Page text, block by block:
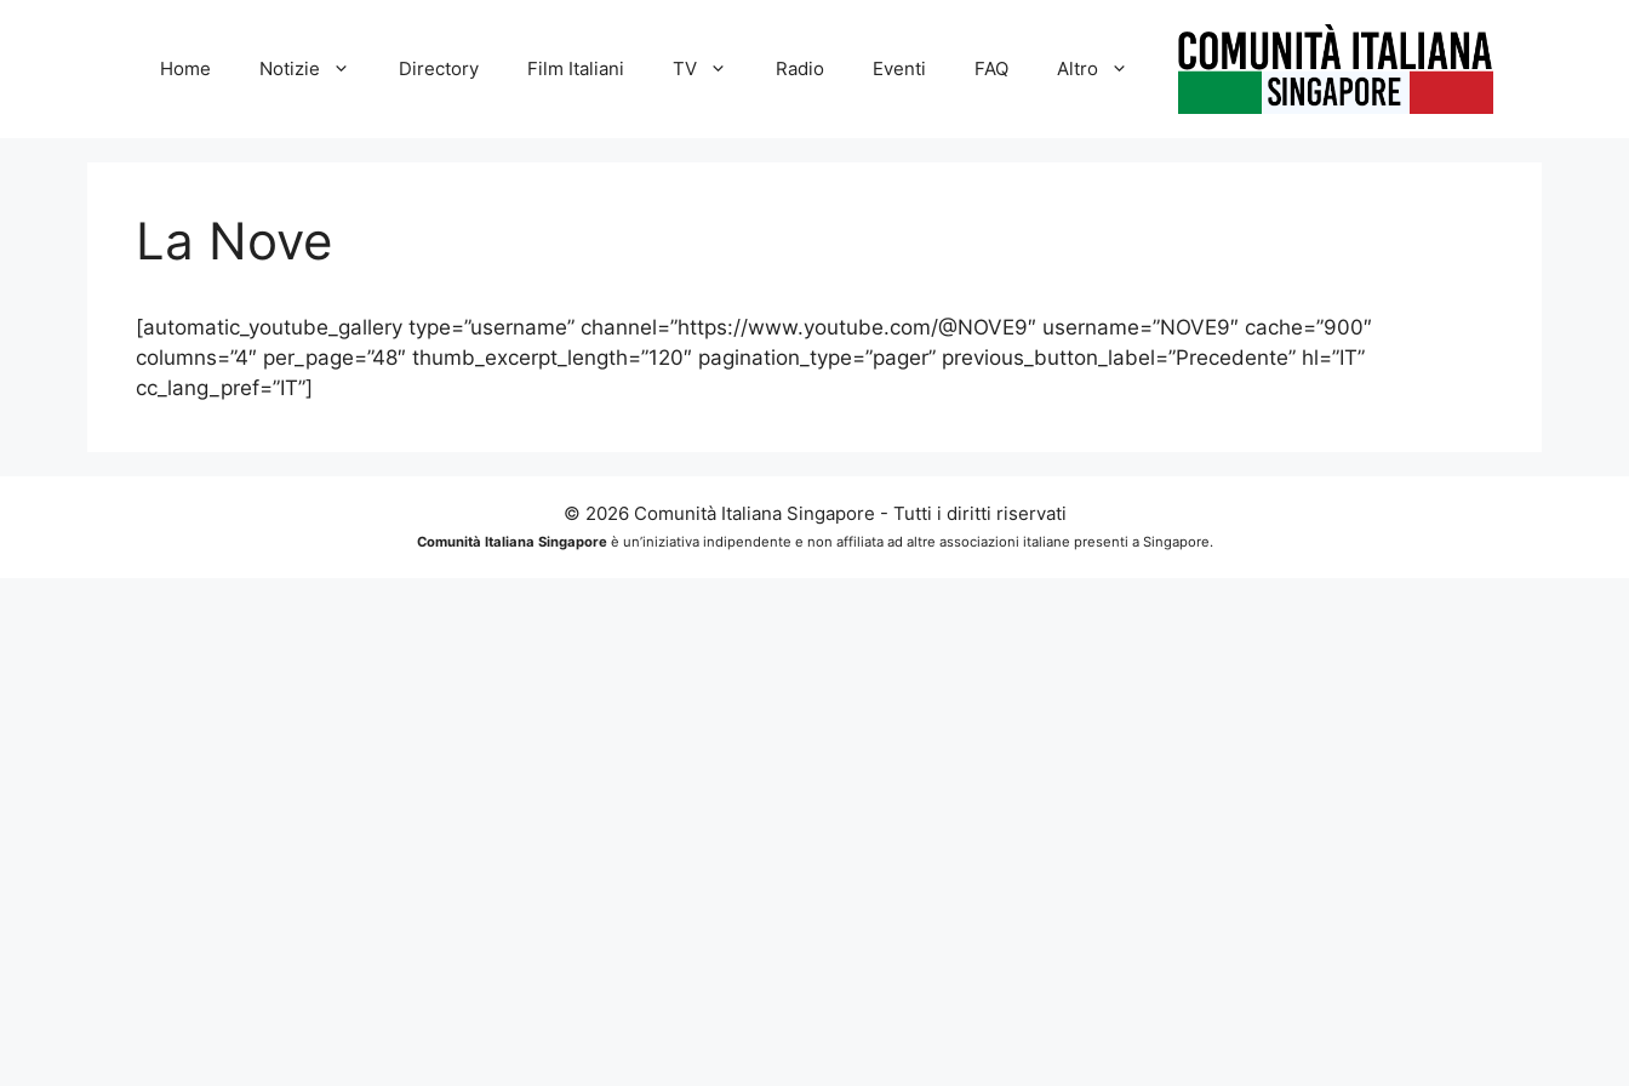
Home Notizie Directory Film Italiani TV Radio Eventi FAQ Altro
La Nove
[automatic_youtube_gallery type=”username” channel=”https://www.youtube.com/@NOVE9″ username=”NOVE9″ cache=”900″
columns=”4″ per_page=”48″ thumb_excerpt_length=”120″ pagination_type=”pager” previous_button_label=”Precedente” hl=”IT”
cc_lang_pref=”IT”]
© 2026 Comunità Italiana Singapore - Tutti i diritti riservati
Comunità Italiana Singaporeè un’iniziativa indipendente e non affiliata ad altre associazioni italiane presenti a Singapore.